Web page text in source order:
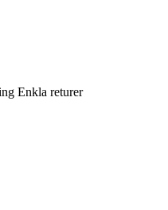
Enkla returer